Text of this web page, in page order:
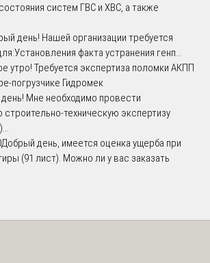
систем ГВС и ХВС, а также
день! Нашей организации требуется
факта устранения генп...
утро! Требуется экспертиза поломки АКПП
погрузчике Гидромек
Мне необходимо провести
строительно-техническую экспертизу
Добрый день, имеется оценка ущерба при
(91 лист). Можно ли у вас заказать